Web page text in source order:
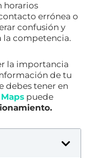
horarios
errónea o
confusión y
la competencia.
la importancia
de tu
debes tener en
puede